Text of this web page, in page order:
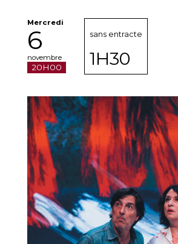
Mercredi
6
novembre
20H00
sans entracte
1H30